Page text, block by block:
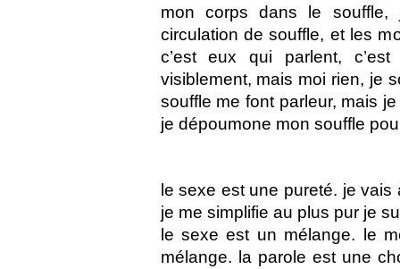
mon corps dans le souffle,
circulation de souffle, et les
c’est eux qui parlent,
visiblement, mais moi rien, je
souffle me font parleur, mais
je dépoumone mon souffle
lesexe est une pureté. je vais
je me simplifie au plus pur je
le sexe est un mélange. le
mélange. la parole est une